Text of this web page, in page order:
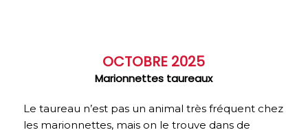
OCTOBRE 2025
Marionnettes taureaux
Le taureau n’est pas un animal très fréquent chez
les marionnettes, mais on le trouve dans de